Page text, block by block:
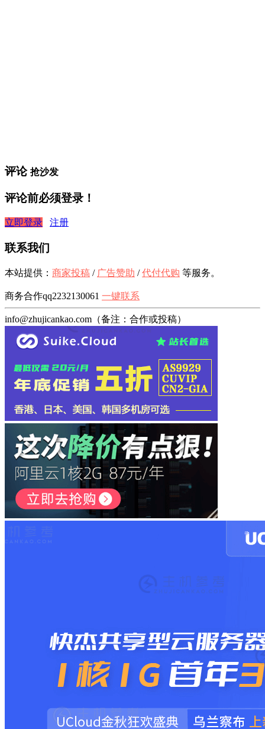
评论 抢沙发
评论前必须登录！
立即登录 注册
联系我们
本站提供： 商家投稿 / 广告赞助 /代付代购 等服务。
商务合作qq2232130061 一键联系
info@zhujicankao.com（备注：合作或投稿）